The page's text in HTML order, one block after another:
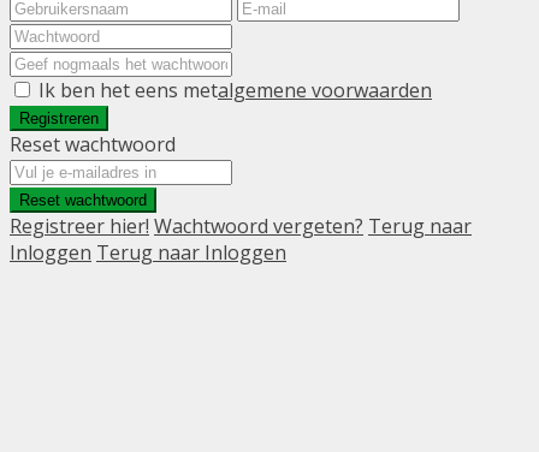
Ik ben het eens metalgemene voorwaarden
Registreren
Reset wachtwoord
Reset wachtwoord
Registreer hier! Wachtwoord vergeten? Terug naar
Inloggen Terug naar Inloggen